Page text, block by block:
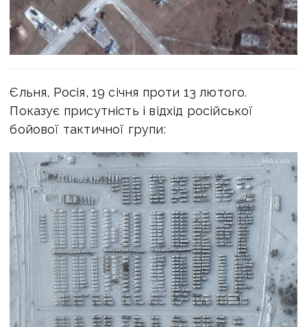
Єльня, Росія, 19 січня проти 13 лютого.
Показує присутність і відхід російської
бойової тактичної групи: